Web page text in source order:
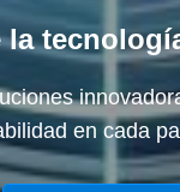
en cada